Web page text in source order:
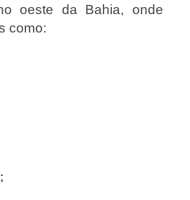
oeste da Bahia, onde
como: